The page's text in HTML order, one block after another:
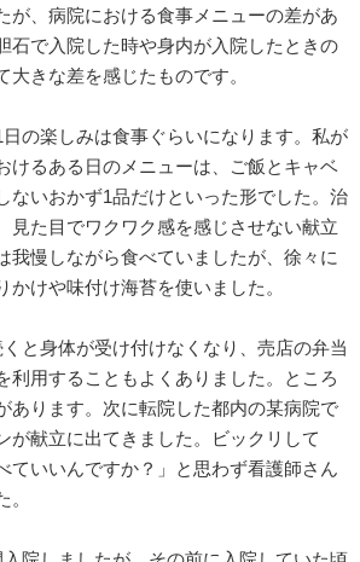
が、病院における食事メニューの差があ
石で入院した時や身内が入院したときの
大きな差を感じたものです。
の楽しみは食事ぐらいになります。私が
けるある日のメニューは、ご飯とキャベ
ないおかず1品だけといった形でした。治
見た目でワクワク感を感じさせない献立
我慢しながら食べていましたが、徐々に
かけや味付け海苔を使いました。
と身体が受け付けなくなり、売店の弁当
利用することもよくありました。ところ
あります。次に転院した都内の某病院で
が献立に出てきました。ビックリして
ていいんですか？」と思わず看護師さん